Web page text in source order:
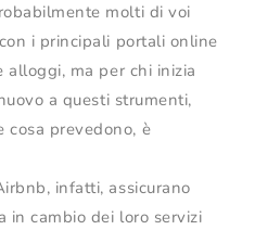
molti di voi
i principali portali online
alloggi, ma per chi inizia
a questi strumenti,
cosa prevedono, è
infatti, assicurano
in cambio dei loro servizi